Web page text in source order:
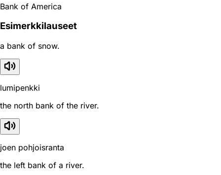
Bank of America
Esimerkkilauseet
a bank of snow.
lumipenkki
the north bank of the river.
joen pohjoisranta
the left bank of a river.